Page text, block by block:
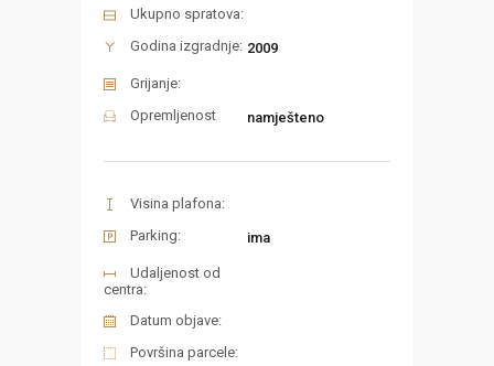
Ukupno spratova:
Godina izgradnje: 2009
Grijanje:
Opremljenost
namješteno
Visina plafona:
Parking:
ima
Udaljenost od
centra:
Datum objave:
Površina parcele: